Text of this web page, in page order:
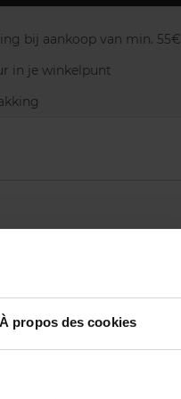
À propos des cookies
bij aankoop van min. 55€
in je winkelpunt